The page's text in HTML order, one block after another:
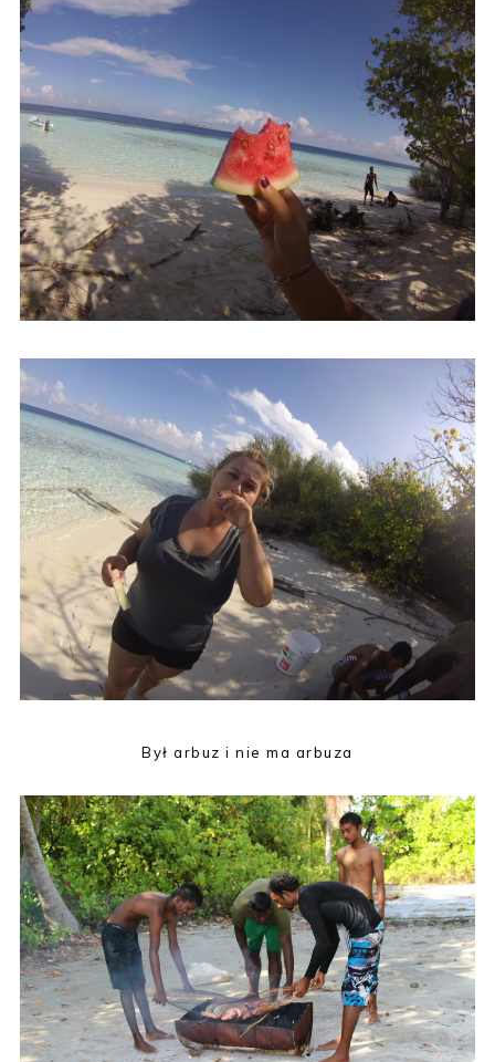
Był arbuz i nie ma arbuza